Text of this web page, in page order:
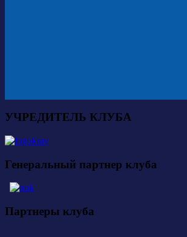
УЧРЕДИТЕЛЬ КЛУБА
Генеральный партнер клуба
Партнеры клуба